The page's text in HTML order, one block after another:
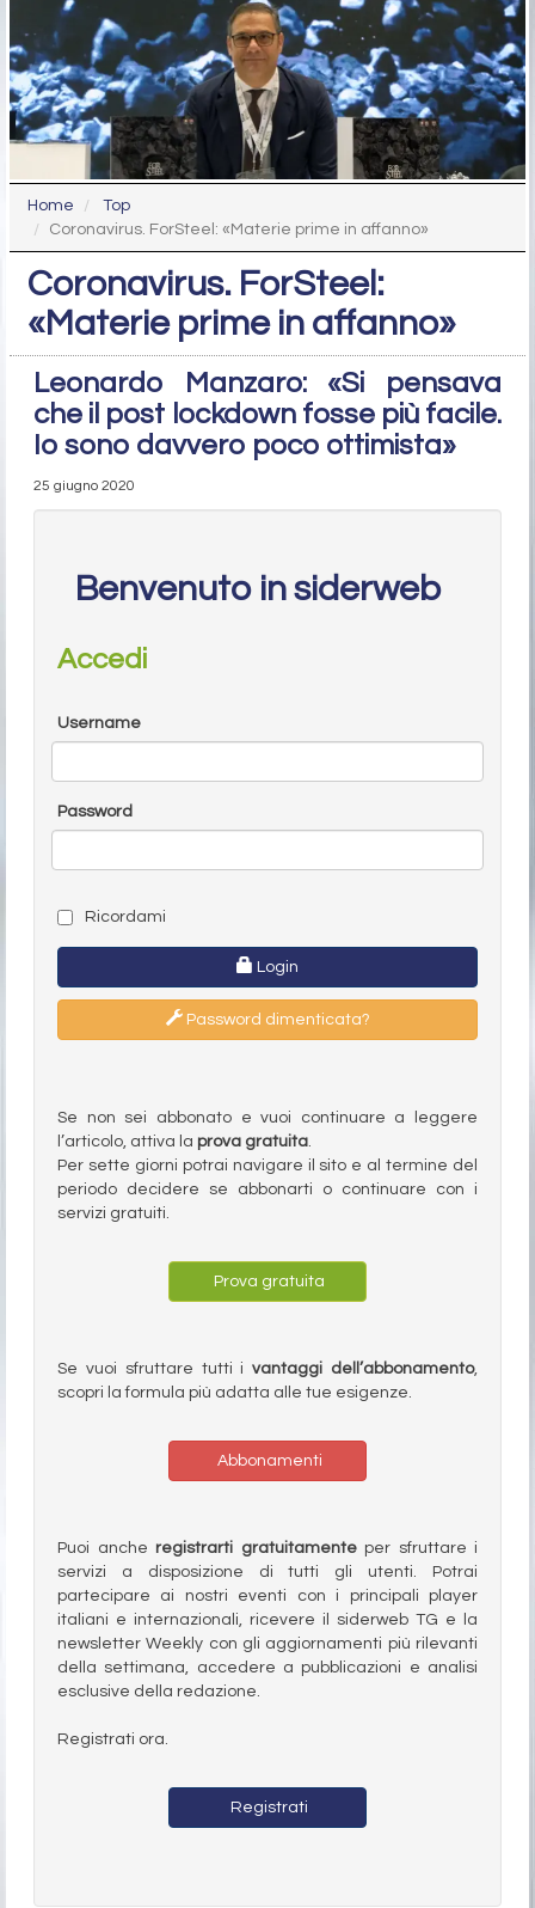
Home
Top
Coronavirus. ForSteel: «Materie prime in affanno»
Coronavirus. ForSteel:
«Materie prime in affanno»
Leonardo Manzaro: «Si pensava
che il post lockdown fosse più facile.
Io sono davvero poco ottimista»
25 giugno 2020
Benvenuto in siderweb
Accedi
Username
Password
Ricordami
Login
Password dimenticata?
Se non sei abbonato e vuoi continuare a leggere
l’articolo, attiva la prova gratuita.
Per sette giorni potrai navigare il sito e al termine del
periodo decidere se abbonarti o continuare con i
servizi gratuiti.
Prova gratuita
Se vuoi sfruttare tutti ivantaggi dell’abbonamento,
scopri la formula più adatta alle tue esigenze.
Abbonamenti
Puoi anche registrarti gratuitamenteper sfruttare i
servizi a disposizione di tutti gli utenti. Potrai
partecipare ai nostri eventi con i principali player
italiani e internazionali, ricevere il siderweb TG e la
newsletter Weekly con gli aggiornamenti più rilevanti
della settimana, accedere a pubblicazioni e analisi
esclusive della redazione.
Registrati ora.
Registrati